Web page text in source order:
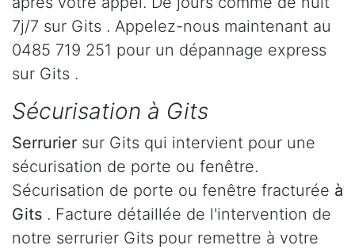
7j/7 sur Gits . Appelez-nous maintenant au
0485 719 251 pour un dépannage express
sur Gits .
Sécurisation à Gits
Serrurier sur Gits qui intervient pour une
sécurisation de porte ou fenêtre.
Sécurisation de porte ou fenêtre fracturée à
Gits . Facture détaillée de l'intervention de
notre serrurier Gits pour remettre à votre